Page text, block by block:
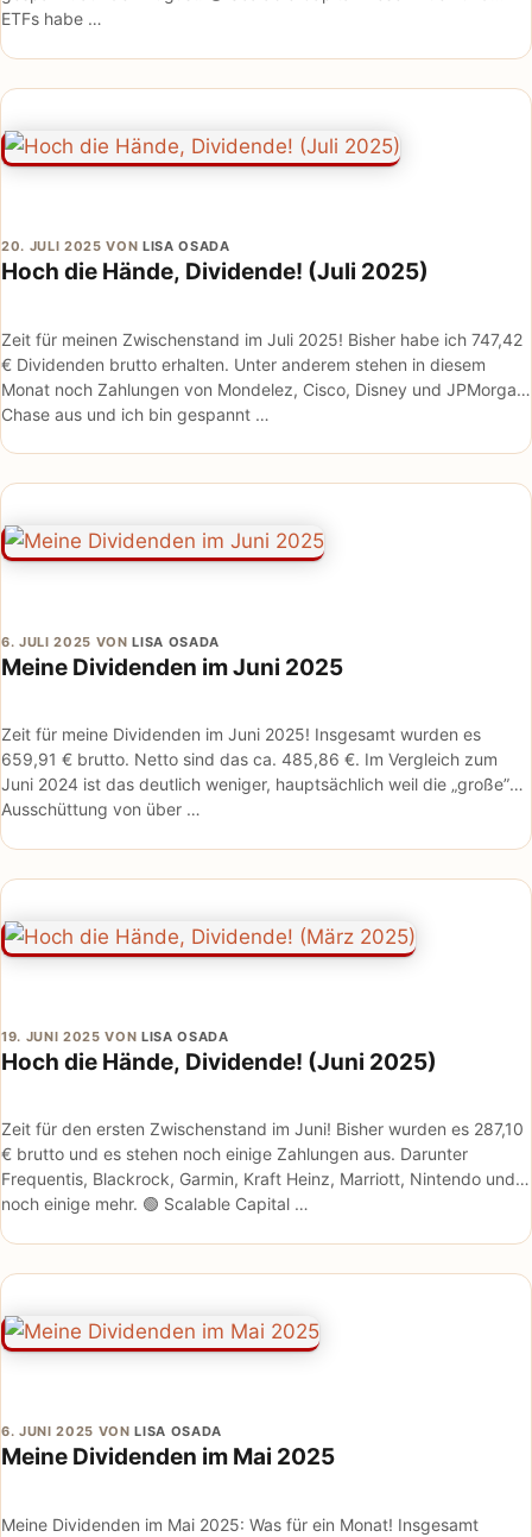
ETFs habe …
Hoch die Hände, Dividende! (Juli 2025)
20. JULI 2025 VON LISA OSADA
Zeit für meinen Zwischenstand im Juli 2025! Bisher habe ich 747,42
€ Dividenden brutto erhalten. Unter anderem stehen in diesem
Monat noch Zahlungen von Mondelez, Cisco, Disney und JPMorgan
Chase aus und ich bin gespannt …
Meine Dividenden im Juni 2025
6. JULI 2025 VONLISA OSADA
Zeit für meine Dividenden im Juni 2025! Insgesamt wurden es
659,91 € brutto. Netto sind das ca. 485,86 €. Im Vergleich zum
Juni 2024 ist das deutlich weniger, hauptsächlich weil die „große”
Ausschüttung von über …
Hoch die Hände, Dividende! (Juni 2025)
19. JUNI 2025 VON LISA OSADA
Zeit für den ersten Zwischenstand im Juni! Bisher wurden es 287,10
€ brutto und es stehen noch einige Zahlungen aus. Darunter
Frequentis, Blackrock, Garmin, Kraft Heinz, Marriott, Nintendo und
noch einige mehr. 🟢 Scalable Capital …
Meine Dividenden im Mai 2025
6. JUNI 2025 VONLISA OSADA
Meine Dividenden im Mai 2025: Was für ein Monat! Insgesamt